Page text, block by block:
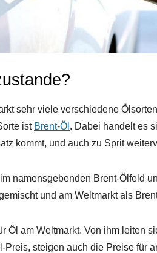
sehr viele verschiedene
ist Brent-Öl . Dabei handelt es
kommt, und auch zu Sprit
namensgebenden Brent-Ölfeld
und am Weltmarkt als
Öl am Weltmarkt. Von ihm leiten
steigen auch die Preise für